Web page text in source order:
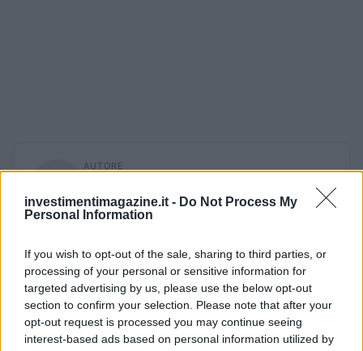
investimentimagazine.it - Do Not Process My
Personal Information
If you wish to opt-out of the sale, sharing to third parties, or
processing of your personal or sensitive information for
targeted advertising by us, please use the below opt-out
section to confirm your selection. Please note that after your
opt-out request is processed you may continue seeing
interest-based ads based on personal information utilized by
AUTORE
Roberta Bonaventura è stata sul posto al crollo
di una banchina genovese per coordinare il
tempestività verificata. Inviata per breaking
news, porta con sé un dettaglio personale: un
distintivo ricevuto dalla sala stampa del Porto
Antico.